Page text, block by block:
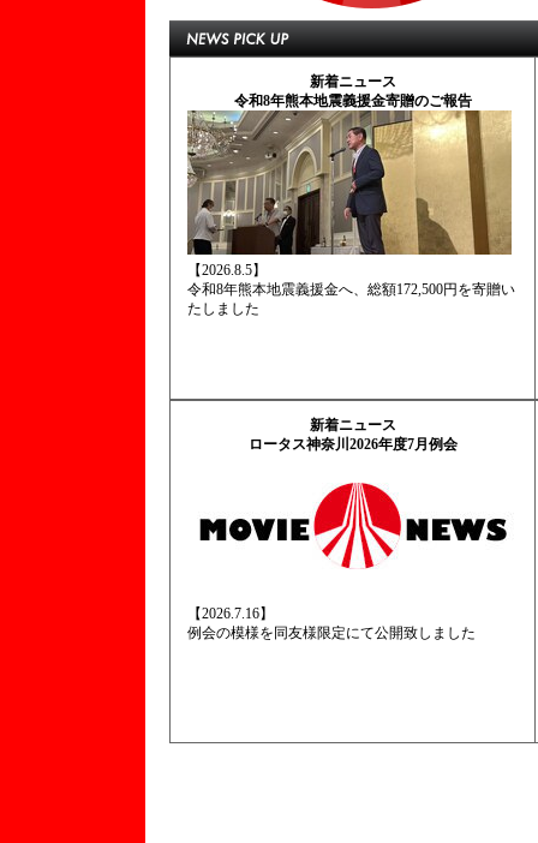
新着ニュース
令和8年熊本地震義援金寄贈のご報告
【2026.8.5】
令和8年熊本地震義援金へ、総額172,500円を寄贈い
たしました
新着ニュース
ロータス神奈川2026年度7月例会
【2026.7.16】
例会の模様を同友様限定にて公開致しました